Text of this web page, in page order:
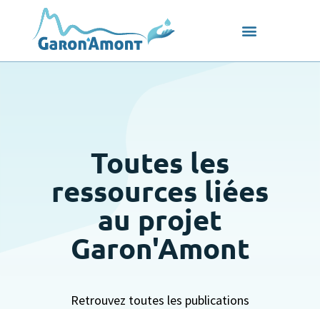
Toutes les
ressources liées
au projet
Garon'Amont
Retrouvez toutes les publications